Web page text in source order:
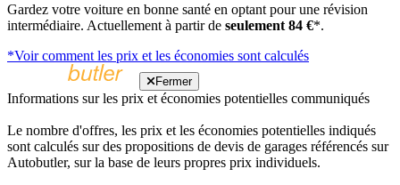
Gardez votre voiture en bonne santé en optant pour une révision
intermédiaire. Actuellement à partir de seulement 84 €*.
*Voir comment les prix et les économies sont calculés
Fermer
Informations sur les prix et économies potentielles communiqués
Le nombre d'offres, les prix et les économies potentielles indiqués
sont calculés sur des propositions de devis de garages référencés sur
Autobutler, sur la base de leurs propres prix individuels.